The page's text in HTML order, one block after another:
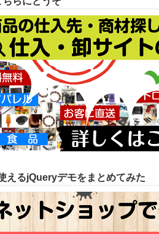
えるjQueryデモをまとめてみた